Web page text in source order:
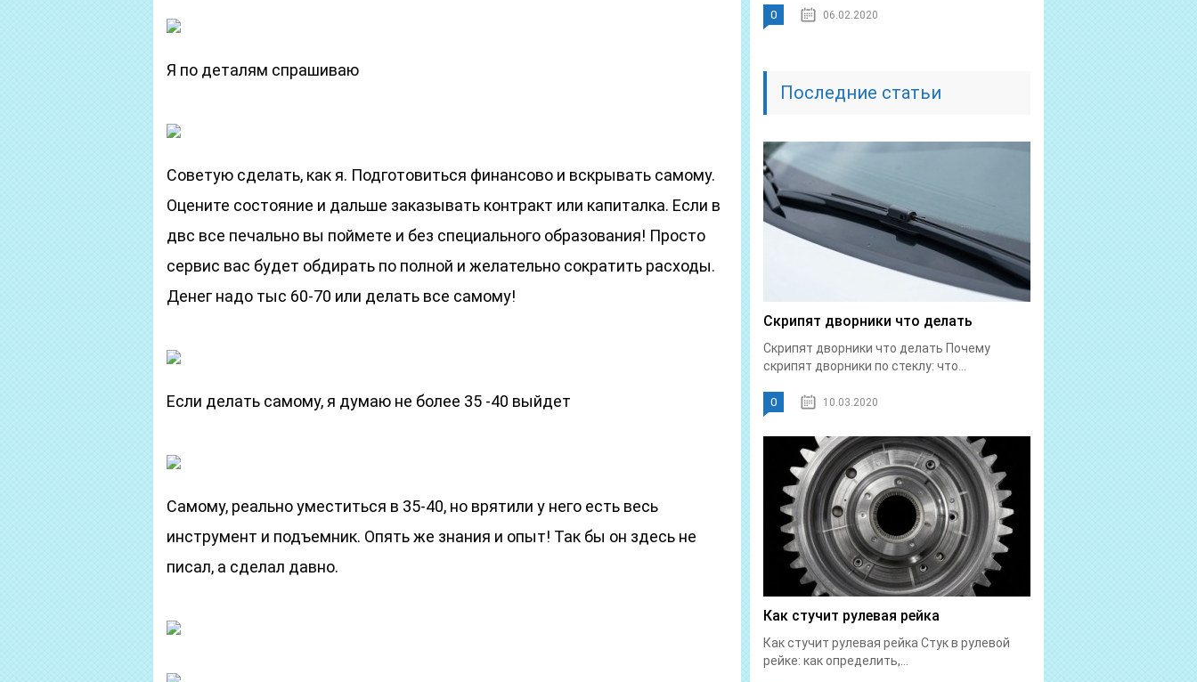
Я по деталям спрашиваю
Советую сделать, как я. Подготовиться финансово и вскрывать самому.
Оцените состояние и дальше заказывать контракт или капиталка. Если в
двс все печально вы поймете и без специального образования! Просто
сервис вас будет обдирать по полной и желательно сократить расходы.
Денег надо тыс 60-70 или делать все самому!
Если делать самому, я думаю не более 35 -40 выйдет
Самому, реально уместиться в 35-40, но врятили у него есть весь
инструмент и подъемник. Опять же знания и опыт! Так бы он здесь не
писал, а сделал давно.
0 06.02.2020
Последние статьи
Скрипят дворники что делать
Скрипят дворники что делать Почему
скрипят дворники по стеклу: что...
0 10.03.2020
Как стучит рулевая рейка
Как стучит рулевая рейка Стук в рулевой
рейке: как определить,...